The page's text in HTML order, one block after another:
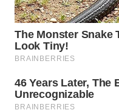
WN
DANAU
TOBA
NIAS